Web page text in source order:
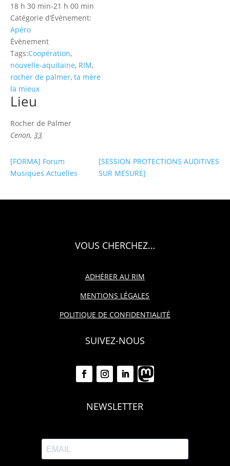
18 h 30 min-21 h 00 min
Catégorie d’Évènement:
Apéro
Évènement
Tags:Coopération,
nouvelle-aquitaine, RIM,
rocher de palmer, ta mère
la mieux
Lieu
Rocher de Palmer
Cenon, 33
[FORMA] Forum
Musiques Actuelles
[SESSION PROTECTIONS AUDITIVES
SUR MESURE]
VOUS CHERCHEZ…
ADHÉRER AU RIM
MENTIONS LÉGALES
POLITIQUE DE CONFIDENTIALITÉ
SUIVEZ-NOUS
NEWSLETTER